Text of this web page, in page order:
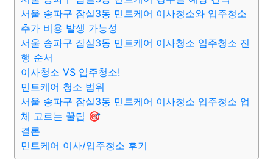
서울 송파구 잠실3동 민트케어 이사청소와 입주청소
추가 비용 발생 가능성
서울 송파구 잠실3동 민트케어 이사청소 입주청소 진
행 순서
이사청소 VS 입주청소!
민트케어 청소 범위
서울 송파구 잠실3동 민트케어 이사청소 입주청소 업
체 고르는 꿀팁 🎯
결론
민트케어 이사/입주청소 후기